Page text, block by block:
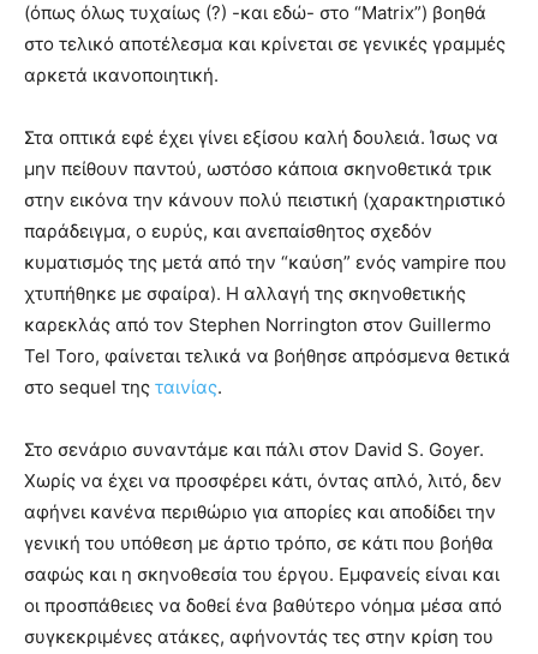
(όπως όλως τυχαίως (?) -και εδώ- στο “Matrix”) βοηθά
στο τελικό αποτέλεσμα και κρίνεται σε γενικές γραμμές
αρκετά ικανοποιητική.
Στα οπτικά εφέ έχει γίνει εξίσου καλή δουλειά. Ίσως να
μην πείθουν παντού, ωστόσο κάποια σκηνοθετικά τρικ
στην εικόνα την κάνουν πολύ πειστική (χαρακτηριστικό
παράδειγμα, ο ευρύς, και ανεπαίσθητος σχεδόν
κυματισμός της μετά από την “καύση” ενός vampire που
χτυπήθηκε με σφαίρα). Η αλλαγή της σκηνοθετικής
καρεκλάς από τον Stephen Norrington στον Guillermo
Tel Toro, φαίνεται τελικά να βοήθησε απρόσμενα θετικά
στο sequel της ταινίας.
Στο σενάριο συναντάμε και πάλι στον David S. Goyer.
Χωρίς να έχει να προσφέρει κάτι, όντας απλό, λιτό, δεν
αφήνει κανένα περιθώριο για απορίες και αποδίδει την
γενική του υπόθεση με άρτιο τρόπο, σε κάτι που βοήθα
σαφώς και η σκηνοθεσία του έργου. Εμφανείς είναι και
οι προσπάθειες να δοθεί ένα βαθύτερο νόημα μέσα από
συγκεκριμένες ατάκες, αφήνοντάς τες στην κρίση του